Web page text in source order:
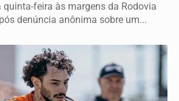
quinta-feira às margens da Rodovia
denúncia anônima sobre um...